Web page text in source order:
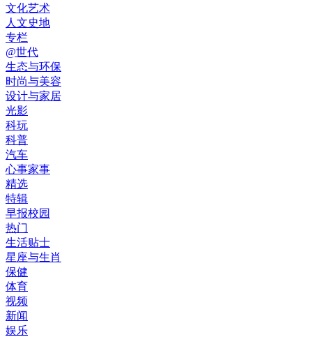
文化艺术
人文史地
专栏
@世代
生态与环保
时尚与美容
设计与家居
光影
科玩
科普
汽车
心事家事
精选
特辑
早报校园
热门
生活贴士
星座与生肖
保健
体育
视频
新闻
娱乐